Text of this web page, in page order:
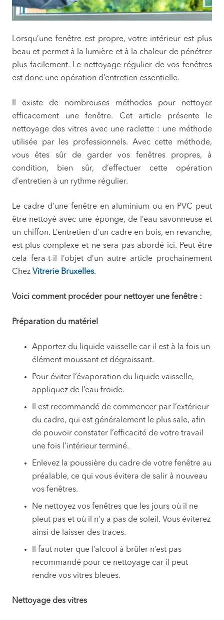
Lorsqu’une fenêtre est propre, votre intérieur est plus
beau et permet à la lumière et à la chaleur de pénétrer
plus facilement. Le nettoyage régulier de vos fenêtres
est donc une opération d’entretien essentielle.
Il existe de nombreuses méthodes pour nettoyer
efficacement une fenêtre. Cet article présente le
nettoyage des vitres avec une raclette : une méthode
utilisée par les professionnels. Avec cette méthode,
vous êtes sûr de garder vos fenêtres propres, à
condition, bien sûr, d’effectuer cette opération
d’entretien à un rythme régulier.
Le cadre d’une fenêtre en aluminium ou en PVC peut
être nettoyé avec une éponge, de l’eau savonneuse et
un chiffon. L’entretien d’un cadre en bois, en revanche,
est plus complexe et ne sera pas abordé ici. Peut-être
cela fera-t-il l’objet d’un autre article prochainement
Chez Vitrerie Bruxelles.
Voici comment procéder pour nettoyer une fenêtre :
Préparation du matériel
Apportez du liquide vaisselle car il est à la fois un
élément moussant et dégraissant.
Pour éviter l’évaporation du liquide vaisselle,
appliquez de l’eau froide.
Il est recommandé de commencer par l’extérieur
du cadre, qui est généralement le plus sale, afin
de pouvoir constater l’efficacité de votre travail
une fois l’intérieur terminé.
Enlevez la poussière du cadre de votre fenêtre au
préalable, ce qui vous évitera de salir à nouveau
vos fenêtres.
Ne nettoyez vos fenêtres que les jours où il ne
pleut pas et où il n’y a pas de soleil. Vous éviterez
ainsi de laisser des traces.
Il faut noter que l’alcool à brûler n’est pas
recommandé pour ce nettoyage car il peut
rendre vos vitres bleues.
Nettoyage des vitres